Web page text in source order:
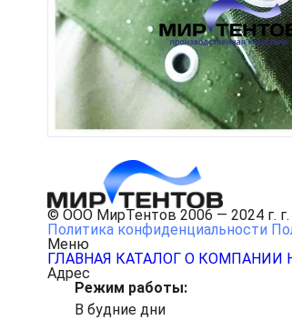
© ООО МирТентов 2006 — 2024 г.
Политика конфиденциальности
Меню
ГЛАВНАЯ КАТАЛОГ О КОМПАНИИ
Адрес
Режим работы:
В будние дни